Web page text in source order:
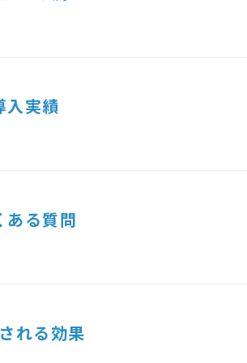
入実績
ある質問
れる効果